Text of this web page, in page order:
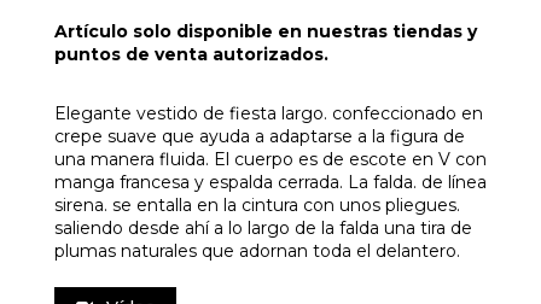
Artículo solo disponible en nuestras tiendas y
puntos de venta autorizados.
Elegante vestido de fiesta largo. confeccionado en
crepe suave que ayuda a adaptarse a la figura de
una manera fluida. El cuerpo es de escote en V con
manga francesa y espalda cerrada. La falda. de línea
sirena. se entalla en la cintura con unos pliegues.
saliendo desde ahí a lo largo de la falda una tira de
plumas naturales que adornan toda el delantero.